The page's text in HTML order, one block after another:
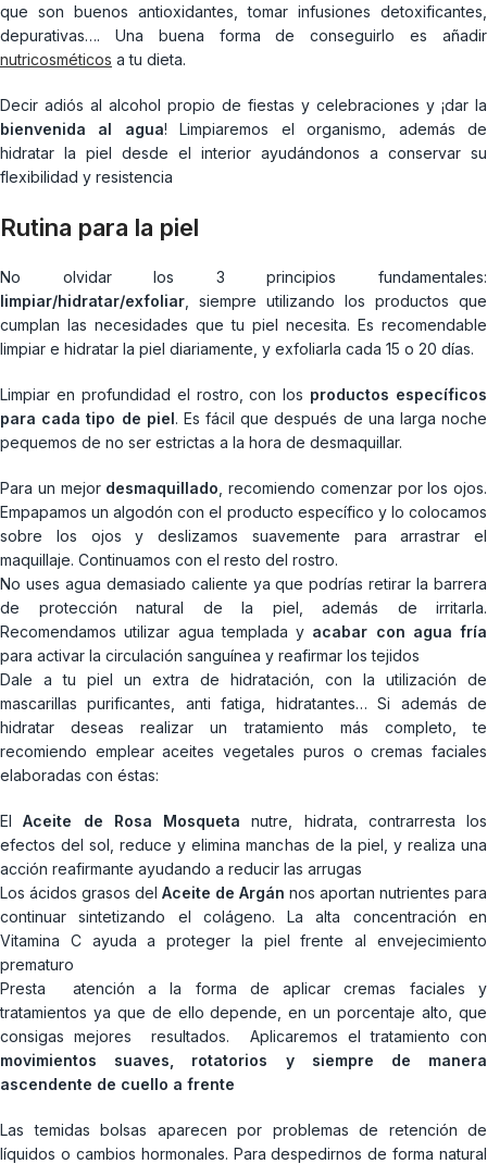
que son buenos antioxidantes, tomar infusiones detoxificantes,
depurativas…. Una buena forma de conseguirlo es añadir
nutricosméticos a tu dieta.
Decir adiós al alcohol propio de fiestas y celebraciones y ¡dar la
bienvenida al agua! Limpiaremos el organismo, además de
hidratar la piel desde el interior ayudándonos a conservar su
flexibilidad y resistencia
Rutina para la piel
No olvidar los 3 principios fundamentales:
limpiar/hidratar/exfoliar , siempre utilizando los productos que
cumplan las necesidades que tu piel necesita. Es recomendable
limpiar e hidratar la piel diariamente, y exfoliarla cada 15 o 20 días.
Limpiar en profundidad el rostro, con los productos específicos
para cada tipo de piel. Es fácil que después de una larga noche
pequemos de no ser estrictas a la hora de desmaquillar.
Para un mejor desmaquillado , recomiendo comenzar por los ojos.
Empapamos un algodón con el producto específico y lo colocamos
sobre los ojos y deslizamos suavemente para arrastrar el
maquillaje. Continuamos con el resto del rostro.
No uses agua demasiado caliente ya que podrías retirar la barrera
de protección natural de la piel, además de irritarla.
Recomendamos utilizar agua templada y acabar con agua fría
para activar la circulación sanguínea y reafirmar los tejidos
Dale a tu piel un extra de hidratación, con la utilización de
mascarillas purificantes, anti fatiga, hidratantes… Si además de
hidratar deseas realizar un tratamiento más completo, te
recomiendo emplear aceites vegetales puros o cremas faciales
elaboradas con éstas:
ElAceite de Rosa Mosqueta nutre, hidrata, contrarresta los
efectos del sol, reduce y elimina manchas de la piel, y realiza una
acción reafirmante ayudando a reducir las arrugas
Los ácidos grasos del Aceite de Argán nos aportan nutrientes para
continuar sintetizando el colágeno. La alta concentración en
Vitamina C ayuda a proteger la piel frente al envejecimiento
prematuro
Presta atención a la forma de aplicar cremas faciales y
tratamientos ya que de ello depende, en un porcentaje alto, que
consigas mejores resultados. Aplicaremos el tratamiento con
movimientos suaves, rotatorios y siempre de manera
ascendente de cuello a frente
Las temidas bolsas aparecen por problemas de retención de
líquidos o cambios hormonales. Para despedirnos de forma natural